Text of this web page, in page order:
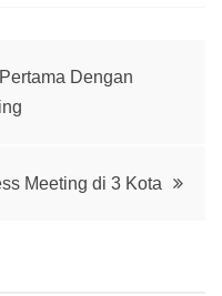
Dengan
Meeting di 3 Kota